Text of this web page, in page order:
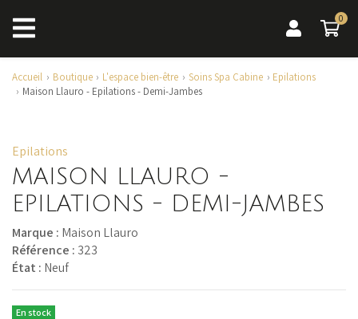
0
0
Accueil Boutique L'espace bien-être Soins Spa Cabine
Epilations
Maison Llauro - Epilations - Demi-Jambes
Epilations
MAISON LLAURO -
EPILATIONS - DEMI-JAMBES
Marque : Maison Llauro
Référence : 323
État : Neuf
En stock